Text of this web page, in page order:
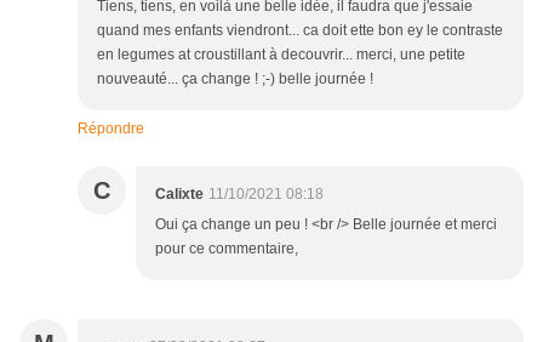
Tiens, tiens, en voilà une belle idée, il faudra que j'essaie
quand mes enfants viendront... ca doit ette bon ey le contraste
en legumes at croustillant à decouvrir... merci, une petite
nouveauté... ça change ! ;-) belle journée !
Répondre
C Calixte 11/10/2021 08:18
Oui ça change un peu ! <br /> Belle journée et merci
pour ce commentaire,